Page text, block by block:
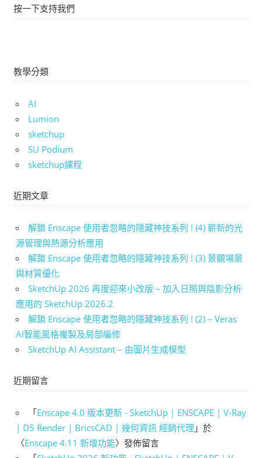
按一下支持我們
教學分類
AI
Lumion
sketchup
SU Podium
sketchup課程
近期文章
解鎖 Enscape 使用者忽略的隱藏神技系列 ! (4) 嶄新的光
源管理與熱源分析應用
解鎖 Enscape 使用者忽略的隱藏神技系列 ! (3) 景觀場景
與材質優化
SketchUp 2026 再度迎來小改版 – 加入日照與陰影分析
應用的 SketchUp 2026.2
解鎖 Enscape 使用者忽略的隱藏神技系列 ! (2) – Veras
AI智能風格複製及局部編修
SketchUp AI Assistant – 由圖片生成模型
近期留言
「Enscape 4.0 版本更新 - SketchUp | ENSCAPE | V-Ray
| D5 Render | BricsCAD | 幾何資訊 經銷代理 」於
〈Enscape 4.11 新增功能〉發佈留言